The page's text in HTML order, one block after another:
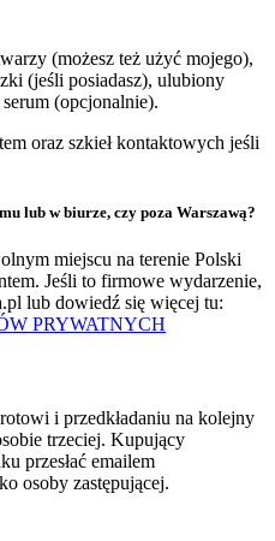
(możesz też użyć mojego),
(jeśli posiadasz), ulubiony
(opcjonalnie).
oraz szkieł kontaktowych jeśli
lub w biurze, czy poza Warszawą?
miejscu na terenie Polski
Jeśli to firmowe wydarzenie,
lub dowiedź się więcej tu:
PRYWATNYCH
i przedkładaniu na kolejny
trzeciej. Kupujący
przesłać emailem
osoby zastępującej.